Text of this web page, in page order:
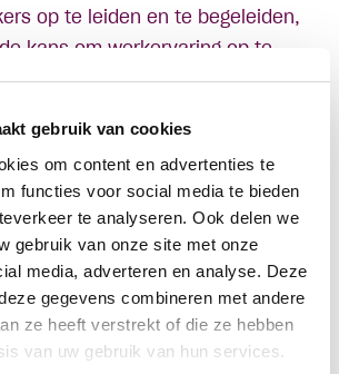
gebruik van cookies
om content en advertenties te
functies voor social media te bieden
te analyseren. Ook delen we
gebruik van onze site met onze
media, adverteren en analyse. Deze
gegevens combineren met andere
ze heeft verstrekt of die ze hebben
van uw gebruik van hun services.
op te leiden en te begeleiden,
kans om werkervaring op te
te ontwikkelen.
werkomgeving te creëren,
zich welkom en gewaardeerd
dan ook een zero-tolerance
en zetten ons in voor
al onze medewerkers.
om in de toekomst nog meer te
sociaal werkgeverschap en onze
te vergroten. Zo willen